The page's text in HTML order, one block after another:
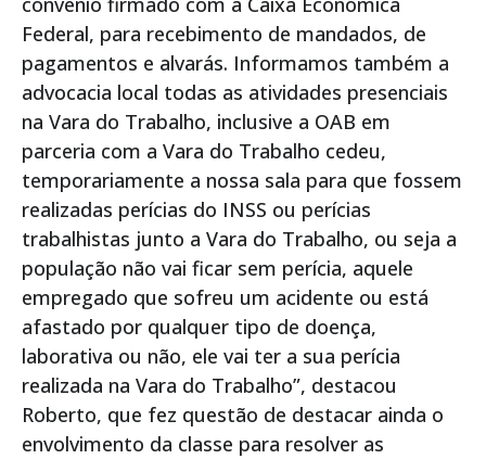
Federal, para recebimento de mandados, de
pagamentos e alvarás. Informamos também a
advocacia local todas as atividades presenciais
na Vara do Trabalho, inclusive a OAB em
parceria com a Vara do Trabalho cedeu,
temporariamente a nossa sala para que fossem
realizadas perícias do INSS ou perícias
trabalhistas junto a Vara do Trabalho, ou seja a
população não vai ficar sem perícia, aquele
empregado que sofreu um acidente ou está
afastado por qualquer tipo de doença,
laborativa ou não, ele vai ter a sua perícia
realizada na Vara do Trabalho”, destacou
Roberto, que fez questão de destacar ainda o
envolvimento da classe para resolver as